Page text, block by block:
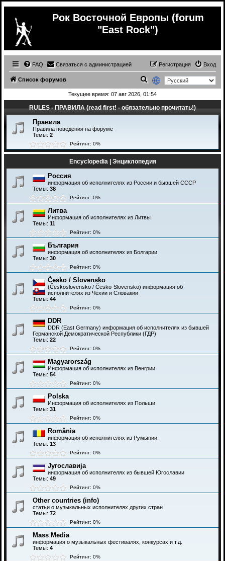
Рок Восточной Европы (forum
"East Rock")
FAQ Связаться с администрацией Вход
Регистрация
Список форумов
о
с
Текущее время: 07 авг 2026, 01:54
RULES - ПРАВИЛА (read first! - обязательно прочитать!)
Правила
Правила поведения на форуме
Темы: 2
Рейтинг: 0%
Encyclopedia | Энциклопедия
Россия
информация об исполнителях из России и бывшей СССР
Темы: 38
Рейтинг: 0%
Литва
Информация об исполнителях из Литвы
Темы: 11
Рейтинг: 0%
България
информация об исполнителях из Болгарии
Темы: 30
Рейтинг: 0%
Česko / Slovensko
(Československo / Česko-Slovensko) информация об
исполнителях из Чехии и Словакии
Темы: 44
Рейтинг: 0%
DDR
DDR (East Germany) информация об исполнителях из бывшей
Германской Демократической Республики (ГДР)
Темы: 22
Рейтинг: 0%
Magyarország
Информация об исполнителях из Венгрии
Темы: 54
Рейтинг: 0%
Polska
Информация об исполнителях из Польши
Темы: 31
Рейтинг: 0%
România
информация об исполнителях из Румынии
Темы: 13
Рейтинг: 0%
Југославија
информация об исполнителях из бывшей Югославии
Темы: 49
Рейтинг: 0%
Other countries (info)
статьи о музыкальных исполнителях других стран
Темы: 72
Рейтинг: 0%
Mass Media
информация о музыкальных фестивалях, конкурсах и т.д.
Темы: 4
Рейтинг: 0%